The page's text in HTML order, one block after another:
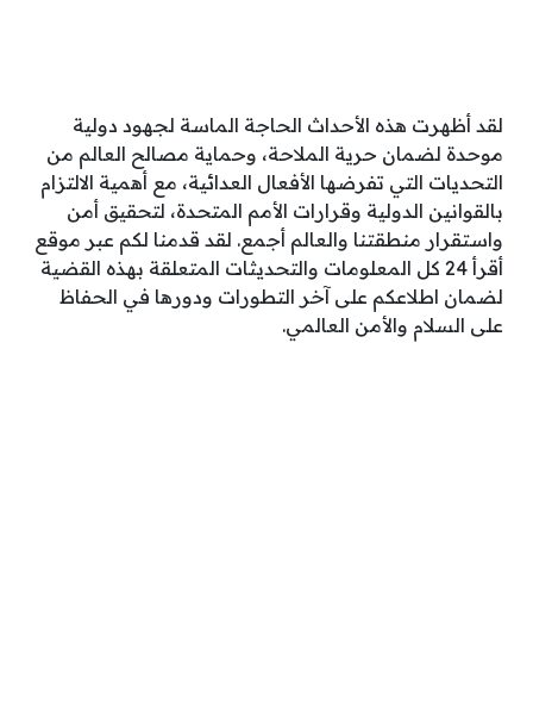
لقد أظهرت هذه الأحداث الحاجة الماسة لجهود دولية
موحدة لضمان حرية الملاحة، وحماية مصالح العالم من
التحديات التي تفرضها الأفعال العدائية، مع أهمية الالتزام
بالقوانين الدولية وقرارات الأمم المتحدة، لتحقيق أمن
واستقرار منطقتنا والعالم أجمع. لقد قدمنا لكم عبر موقع
أقرأ 24 كل المعلومات والتحديثات المتعلقة بهذه القضية
لضمان اطلاعكم على آخر التطورات ودورها في الحفاظ
على السلام والأمن العالمي.